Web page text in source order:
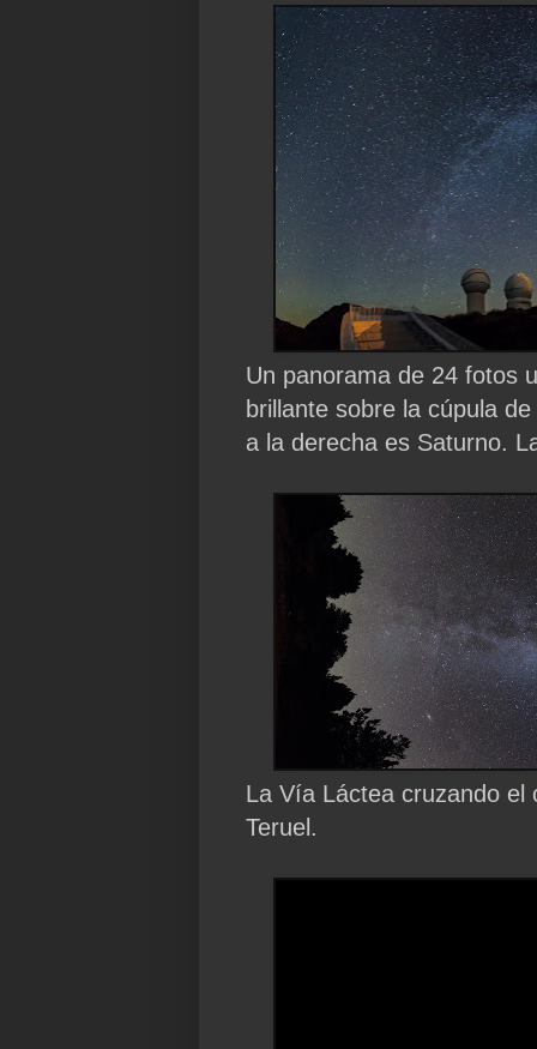
Un panorama de 24 fotos
brillante sobre la cúpula
a la derecha es Saturno.
La Vía Láctea cruzando el
Teruel.